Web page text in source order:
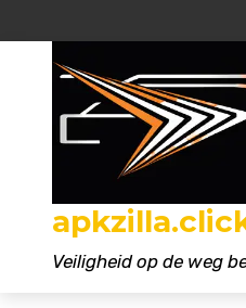
Veiligheid op de weg